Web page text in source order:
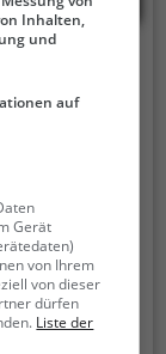
ist ein
für
oder
Bäumen,
dich
Der
sowohl
Inhalten,
und
auf
Gerät
von Ihrem
von dieser
dürfen
Liste der